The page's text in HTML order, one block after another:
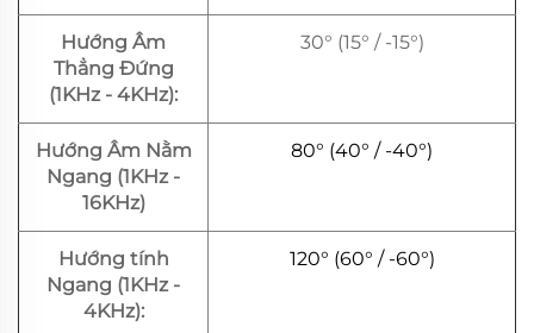
Hướng Âm
Thẳng Đứng
(1KHz - 4KHz):
30° (15° / -15°)
Hướng Âm Nằm
Ngang (1KHz -
16KHz)
80° (40° / -40°)
Hướng tính
Ngang (1KHz -
4KHz):
120° (60° / -60°)